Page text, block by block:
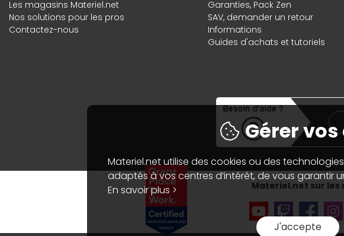
Les magasins Materiel.net
Nos solutions pour les pros
Contactez-nous
Garanties, Pack Zen
SAV, demander un retour
Informations
Guides d'achats et tutoriels
Materiel.net sur les
Gérer
Materiel.net utilise des cookies ou des
adaptés à vos centres d’intérêt, de vous garantir
En savoir plus >
J'accepte